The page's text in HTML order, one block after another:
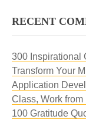
RECENT
300 Inspirational
Transform Your
Application
Class, Work
100 Gratitude